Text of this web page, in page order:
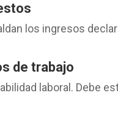
los ingresos
de trabajo
laboral. Debe